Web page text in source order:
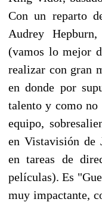
Con un reparto
Audrey
(vamos lo mejor
realizar con gran
en donde por
talento y como no
equipo,
en Vistavisión de
en tareas de
películas). Es
muy impactante,